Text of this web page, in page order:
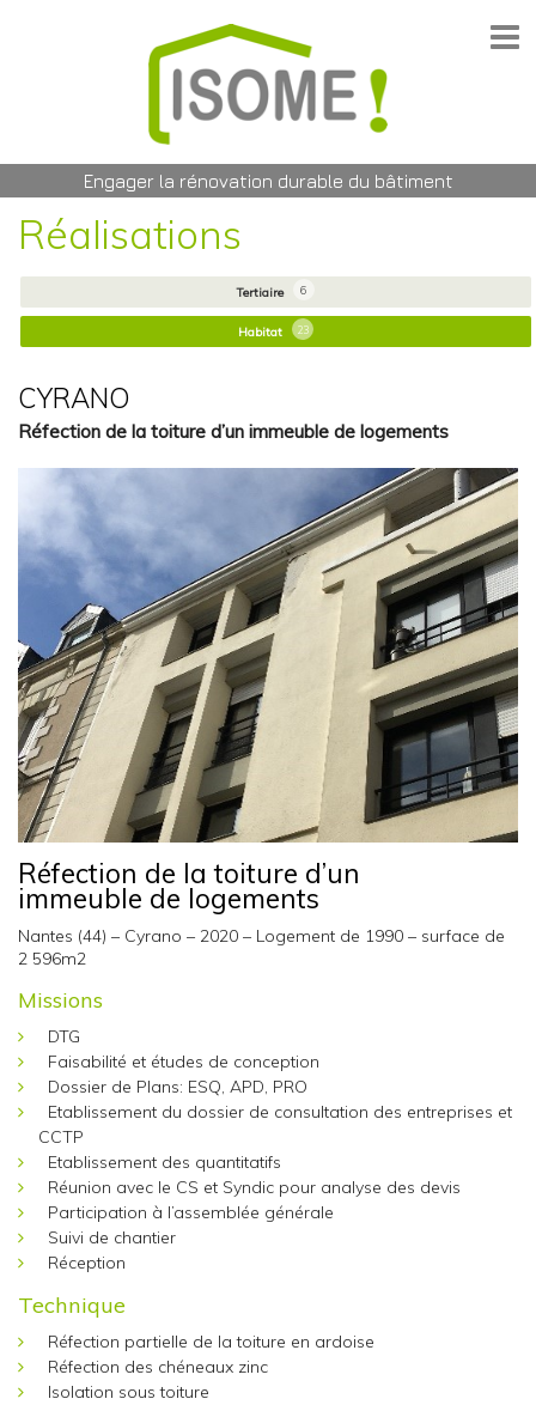
Engager la rénovation durable du bâtiment
Réalisations
Tertiaire 6
Habitat 23
CYRANO
Réfection de la toiture d’un immeuble de logements
Réfection de la toiture d’un
immeuble de logements
Nantes (44) – Cyrano – 2020 – Logement de 1990 – surface de
2 596m2
Missions
DTG
Faisabilité et études de conception
Dossier de Plans: ESQ, APD, PRO
Etablissement du dossier de consultation des entreprises et
CCTP
Etablissement des quantitatifs
Réunion avec le CS et Syndic pour analyse des devis
Participation à l’assemblée générale
Suivi de chantier
Réception
Technique
Réfection partielle de la toiture en ardoise
Réfection des chéneaux zinc
Isolation sous toiture